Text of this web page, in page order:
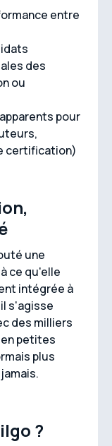
entre
des
ou
pour
certification)
une
ce qu'elle
intégrée à
s'agisse
des milliers
petites
plus
?